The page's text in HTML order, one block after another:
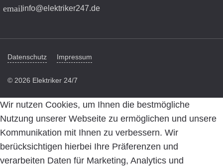
emailinfo@elektriker247.de
Datenschutz Impressum
© 2026 Elektriker 24/7
Wir nutzen Cookies, um Ihnen die bestmögliche
Nutzung unserer Webseite zu ermöglichen und unsere
Kommunikation mit Ihnen zu verbessern. Wir
berücksichtigen hierbei Ihre Präferenzen und
verarbeiten Daten für Marketing, Analytics und